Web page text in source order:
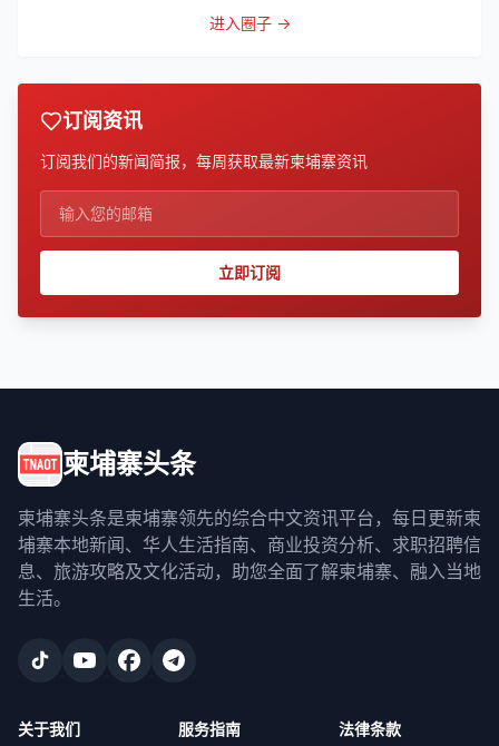
进入圈子 →
订阅资讯
订阅我们的新闻简报，每周获取最新柬埔寨资讯
立即订阅
柬埔寨头条
柬埔寨头条是柬埔寨领先的综合中文资讯平台，每日更新柬
埔寨本地新闻、华人生活指南、商业投资分析、求职招聘信
息、旅游攻略及文化活动，助您全面了解柬埔寨、融入当地
生活。
关于我们 服务指南 法律条款